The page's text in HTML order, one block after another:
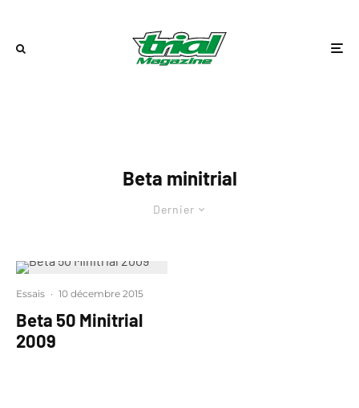
Beta minitrial
Dernier
Essais · 10 décembre 2015
Beta 50 Minitrial
2009